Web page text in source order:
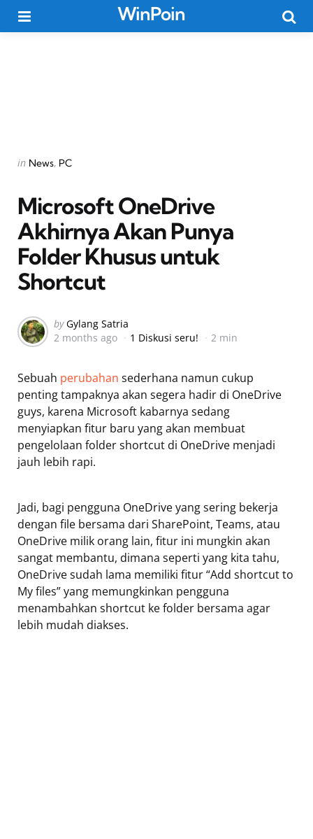
WinPoin
Categories
Posted
in News PC
Microsoft OneDrive
Akhirnya Akan Punya
Folder Khusus untuk
Shortcut
Posted
by
by Gylang Satria
2 months ago
1 Diskusi seru! 2 min
Sebuah perubahan sederhana namun cukup
penting tampaknya akan segera hadir di OneDrive
guys, karena Microsoft kabarnya sedang
menyiapkan fitur baru yang akan membuat
pengelolaan folder shortcut di OneDrive menjadi
jauh lebih rapi.
Jadi, bagi pengguna OneDrive yang sering bekerja
dengan file bersama dari SharePoint, Teams, atau
OneDrive milik orang lain, fitur ini mungkin akan
sangat membantu, dimana seperti yang kita tahu,
OneDrive sudah lama memiliki fitur “Add shortcut to
My files” yang memungkinkan pengguna
menambahkan shortcut ke folder bersama agar
lebih mudah diakses.